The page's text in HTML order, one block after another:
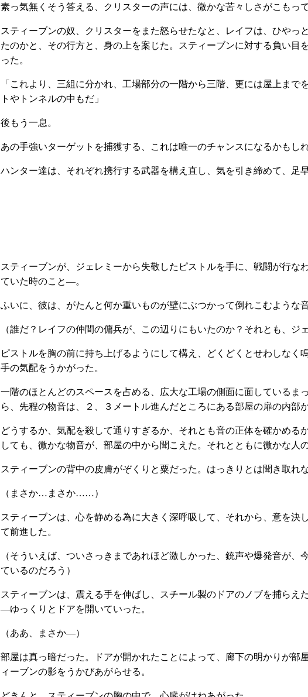
素っ気無くそう答える、クリスターの声には、微かな苦々しさがこもって
スティーブンの奴、クリスターをまた怒らせたなと、レイフは、ひや
たのかと、その行方と、身の上を案じた。スティーブンに対する負い
った。
「これより、三組に分かれ、工場部分の一階から三階、更には屋上ま
トやトンネルの中もだ」
後もう一息。
あの手強いターゲットを捕獲する、これは唯一のチャンスになるかもし
ハンター達は、それぞれ携行する武器を構え直し、気を引き締めて、足
スティーブンが、ジェレミーから失敬したピストルを手に、戦闘が行
ていた時のこと―。
ふいに、彼は、がたんと何か重いものが壁にぶつかって倒れこむような
（誰だ？レイフの仲間の傭兵が、この辺りにもいたのか？それとも、
ピストルを胸の前に持ち上げるようにして構え、どくどくとせわしな
手の気配をうかがった。
一階のほとんどのスペースを占める、広大な工場の側面に面している
ら、先程の物音は、２、３メートル進んだところにある部屋の扉の内部
どうするか、気配を殺して通りすぎるか、それとも音の正体を確かめ
しても、微かな物音が、部屋の中から聞こえた。それとともに微かな人
スティーブンの背中の皮膚がぞくりと粟だった。はっきりとは聞き取れ
（まさか…まさか……）
スティーブンは、心を静める為に大きく深呼吸して、それから、意を
て前進した。
（そういえば、ついさっきまであれほど激しかった、銃声や爆発音が
ているのだろう）
スティーブンは、震える手を伸ばし、スチール製のドアのノブを捕ら
―ゆっくりとドアを開いていった。
（ああ、まさか―）
部屋は真っ暗だった。ドアが開かれたことによって、廊下の明かりが
ィーブンの影をうかびあがらせる。